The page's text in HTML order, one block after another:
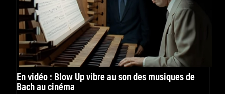
En vidéo : Blow Up vibre au son des musiques de
Bach au cinéma